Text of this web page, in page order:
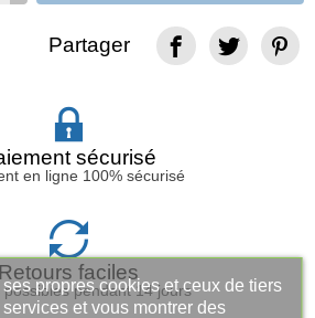
Partager
sécurisé
en ligne 100% sécurisé
Retours faciles
possibles pendant 14 jours
propres cookies et ceux de tiers
et vous montrer des